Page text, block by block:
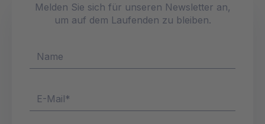
Melden Sie sich für unseren Newsletter an,
um auf dem Laufenden zu bleiben.